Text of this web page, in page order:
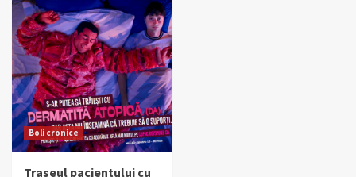
Boli cronice
Traseul pacientului cu